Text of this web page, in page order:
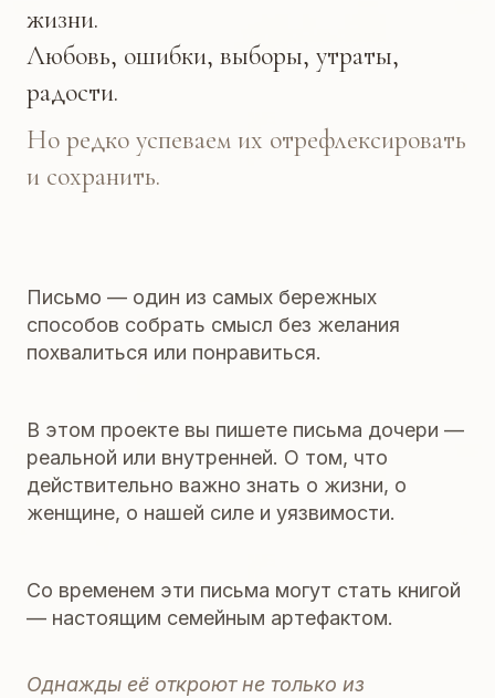
жизни.
Любовь, ошибки, выборы, утраты,
радости.
Но редко успеваем их отрефлексировать
и сохранить.
Письмо — один из самых бережных
способов собрать смысл без желания
похвалиться или понравиться.
В этом проекте вы пишете письма дочери —
реальной или внутренней. О том, что
действительно важно знать о жизни, о
женщине, о нашей силе и уязвимости.
Со временем эти письма могут стать книгой
— настоящим семейным артефактом.
Однажды её откроют не только из